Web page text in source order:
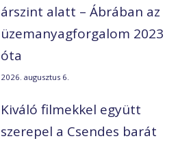
árszint alatt – Ábrában az
üzemanyagforgalom 2023
óta
2026. augusztus 6.
Kiváló filmekkel együtt
szerepel a Csendes barát